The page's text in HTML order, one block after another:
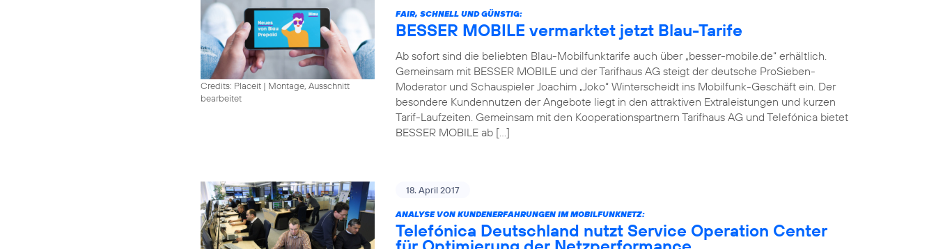
Credits: Placeit | Montage, Ausschnitt
bearbeitet
FAIR, SCHNELL UND GÜNSTIG:
BESSER MOBILE vermarktet jetzt Blau-Tarife
Ab sofort sind die beliebten Blau-Mobilfunktarife auch über „besser-mobile.de“ erhältlich.
Gemeinsam mit BESSER MOBILE und der Tarifhaus AG steigt der deutsche ProSieben-
Moderator und Schauspieler Joachim „Joko“ Winterscheidt ins Mobilfunk-Geschäft ein. Der
besondere Kundennutzen der Angebote liegt in den attraktiven Extraleistungen und kurzen
Tarif-Laufzeiten. Gemeinsam mit den Kooperationspartnern Tarifhaus AG und Telefónica bietet
BESSER MOBILE ab […]
18. April 2017
ANALYSE VON KUNDENERFAHRUNGEN IM MOBILFUNKNETZ:
Telefónica Deutschland nutzt Service Operation Center